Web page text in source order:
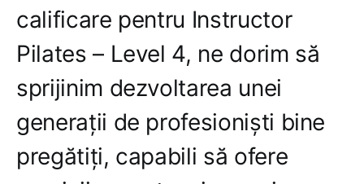
calificare pentru Instructor
Pilates – Level 4, ne dorim să
sprijinim dezvoltarea unei
generații de profesioniști bine
pregătiți, capabili să ofere